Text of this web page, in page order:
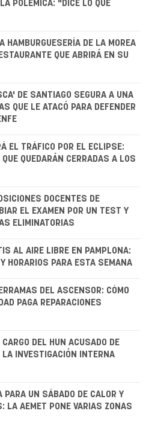
POLÉMICA: "DICE LO QUE
HAMBURGUESERÍA DE LA MOREA
QUE ABRIRÁ EN SU
DE SANTIAGO SEGURA A UNA
QUE LE ATACÓ PARA DEFENDER
EL TRÁFICO POR EL ECLIPSE:
QUEDARÁN CERRADAS A LOS
DOCENTES DE
EL EXAMEN POR UN TEST Y
ELIMINATORIAS
AL AIRE LIBRE EN PAMPLONA:
HORARIOS PARA ESTA SEMANA
DEL ASCENSOR: CÓMO
PAGA REPARACIONES
DEL HUN ACUSADO DE
INVESTIGACIÓN INTERNA
PARA UN SÁBADO DE CALOR Y
LA AEMET PONE VARIAS ZONAS